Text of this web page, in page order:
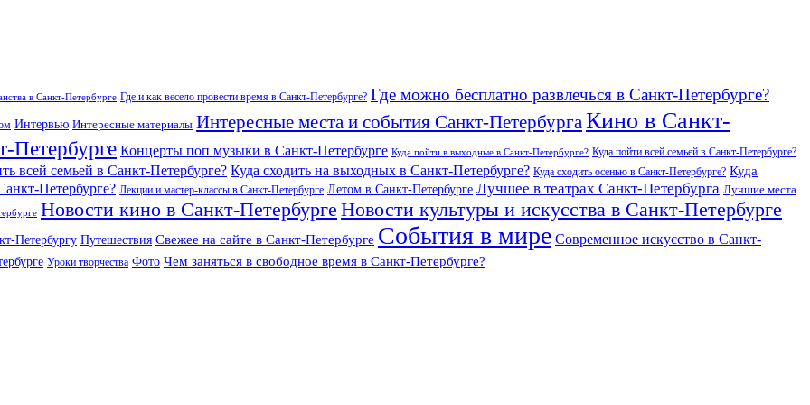
в Санкт-Петербурге Где и как весело провести время в Санкт-Петербурге? Где можно бесплатно развлечься в Санкт-Петербурге?
Интервью Интересные материалы Интересные места и события Санкт-Петербурга Кино в Санкт-
Петербурге Концерты поп музыки в Санкт-Петербурге Куда пойти в выходные в Санкт-Петербурге? Куда пойти всей семьей в Санкт-Петербурге?
всей семьей в Санкт-Петербурге? Куда сходить на выходных в Санкт-Петербурге? Куда сходить осенью в Санкт-Петербурге? Куда
Петербурге? Лекции и мастер-классы в Санкт-Петербурге Летом в Санкт-Петербурге Лучшее в театрах Санкт-Петербурга Лучшие места
Новости кино в Санкт-Петербурге Новости культуры и искусства в Санкт-Петербурге
Петербургу Путешествия Свежее на сайте в Санкт-Петербурге События в мире Современное искусство в Санкт-
Уроки творчества Фото Чем заняться в свободное время в Санкт-Петербурге?